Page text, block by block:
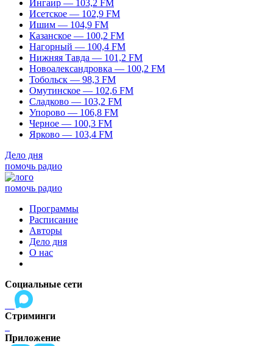
Ингаир — 103,2 FM
Исетское — 102,9 FM
Ишим — 104,9 FM
Казанское — 100,2 FM
Нагорный — 100,4 FM
Нижняя Тавда — 101,2 FM
Новоалександровка — 100,2 FM
Тобольск — 98,3 FM
Омутинское — 102,6 FM
Сладково — 103,2 FM
Упорово — 106,8 FM
Черное — 100,3 FM
Ярково — 103,4 FM
Дело дня
помочь радио
помочь радио
Программы
Расписание
Авторы
Дело дня
О нас
Социальные сети
Стриминги
Приложение